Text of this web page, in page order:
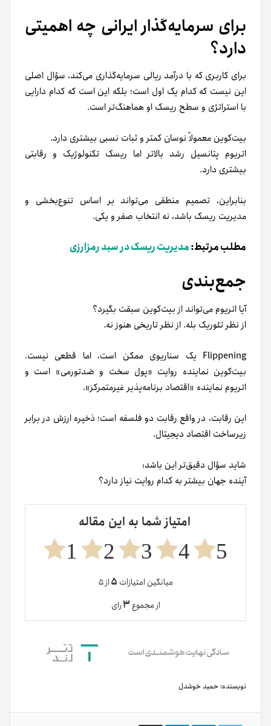
برای سرمایه‌گذار ایرانی چه اهمیتی
دارد؟
برای کاربری که با درآمد ریالی سرمایه‌گذاری می‌کند، سؤال اصلی
این نیست که کدام یک اول است؛ بلکه این است که کدام دارایی
با استراتژی و سطح ریسک او هماهنگ‌تر است.
بیت‌کوین معمولاً نوسان کمتر و ثبات نسبی بیشتری دارد.
اتریوم پتانسیل رشد بالاتر اما ریسک تکنولوژیک و رقابتی
بیشتری دارد.
بنابراین، تصمیم منطقی می‌تواند بر اساس تنوع‌بخشی و
مدیریت ریسک باشد، نه انتخاب صفر و یکی.
مطلب مرتبط:مدیریت ریسک در سبد رمزارزی
جمع‌بندی
آیا اتریوم می‌تواند از بیت‌کوین سبقت بگیرد؟
از نظر تئوریک بله. از نظر تاریخی هنوز نه.
Flippening یک سناریوی ممکن است، اما قطعی نیست.
بیت‌کوین نماینده روایت «پول سخت و ضدتورمی» است و
اتریوم نماینده «اقتصاد برنامه‌پذیر غیرمتمرکز».
این رقابت، در واقع رقابت دو فلسفه است؛ ذخیره ارزش در برابر
زیرساخت اقتصاد دیجیتال.
شاید سؤال دقیق‌تر این باشد:
آینده جهان بیشتر به کدام روایت نیاز دارد؟
امتیاز شما به این مقاله
5
4
3
2
1
میانگین امتیازات ۵از ۵
از مجموع۳رای
نویسنده: حمید خوشدل